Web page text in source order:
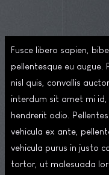
Fusce libero sapien,
pellentesque eu augue.
nisl quis, convallis
interdum sit amet mi
hendrerit odio.
vehicula ex ante,
vehicula purus in justo
tortor, ut malesuada